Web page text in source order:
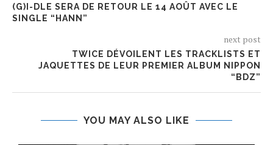
(G)I-DLE SERA DE RETOUR LE 14 AOÛT AVEC LE
SINGLE “HANN”
next post
TWICE DÉVOILENT LES TRACKLISTS ET
JAQUETTES DE LEUR PREMIER ALBUM NIPPON
“BDZ”
YOU MAY ALSO LIKE